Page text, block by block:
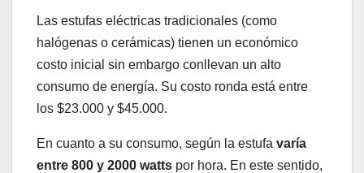
Las estufas eléctricas tradicionales (como
halógenas o cerámicas) tienen un económico
costo inicial sin embargo conllevan un alto
consumo de energía. Su costo ronda está entre
los $23.000 y $45.000.
En cuanto a su consumo, según la estufa varía
entre 800 y 2000 watts por hora. En este sentido,